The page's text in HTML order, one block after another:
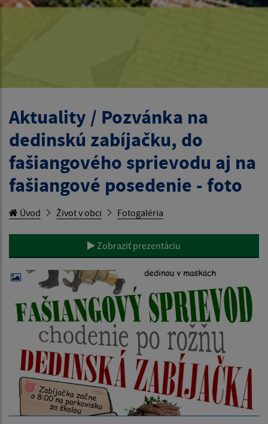
Aktuality / Pozvánka na
dedinskú zabíjačku, do
fašiangového sprievodu aj na
fašiangové posedenie - foto
Úvod Život v obci Fotogaléria
Zobraziť prezentáciu